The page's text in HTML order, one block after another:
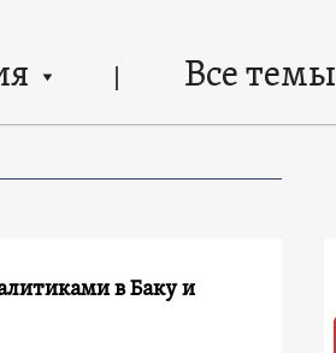
Все темы
в Баку и